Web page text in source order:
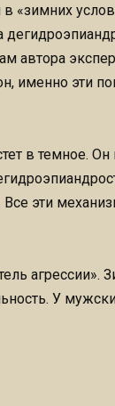
«зимних
автора
именно эти
в темное. Он
эти
агрессии».
У